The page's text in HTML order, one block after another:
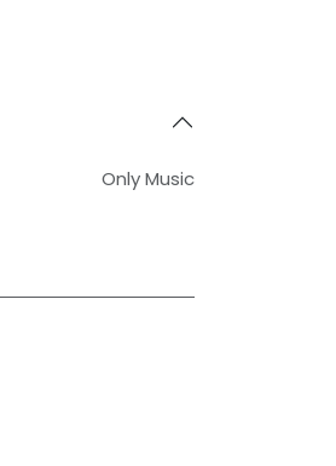
Only Music